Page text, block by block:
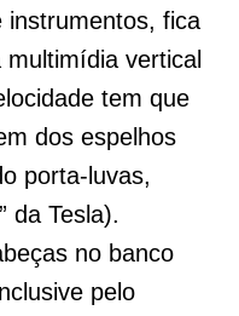
instrumentos, fica
vertical
tem que
dos espelhos
porta-luvas,
da Tesla).
no banco
pelo